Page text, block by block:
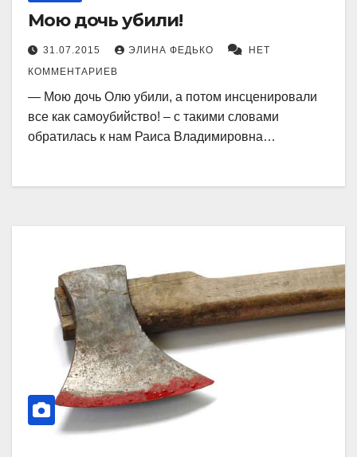
Мою дочь убили!
31.07.2015 ЭЛИНА ФЕДЬКО
НЕТ
КОММЕНТАРИЕВ
— Мою дочь Олю убили, а потом инсценировали
все как самоубийство! – с такими словами
обратилась к нам Раиса Владимировна…